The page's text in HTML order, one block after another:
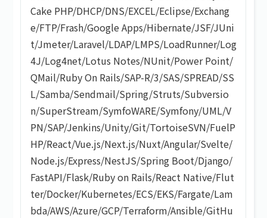
Cake PHP/DHCP/DNS/EXCEL/Eclipse/Exchang
e/FTP/Frash/Google Apps/Hibernate/JSF/JUni
t/Jmeter/Laravel/LDAP/LMPS/LoadRunner/Log
4J/Log4net/Lotus Notes/NUnit/Power Point/
QMail/Ruby On Rails/SAP-R/3/SAS/SPREAD/SS
L/Samba/Sendmail/Spring/Struts/Subversio
n/SuperStream/SymfoWARE/Symfony/UML/V
PN/SAP/Jenkins/Unity/Git/TortoiseSVN/FuelP
HP/React/Vue.js/Next.js/Nuxt/Angular/Svelte/
Node.js/Express/NestJS/Spring Boot/Django/
FastAPI/Flask/Ruby on Rails/React Native/Flut
ter/Docker/Kubernetes/ECS/EKS/Fargate/Lam
bda/AWS/Azure/GCP/Terraform/Ansible/GitHu